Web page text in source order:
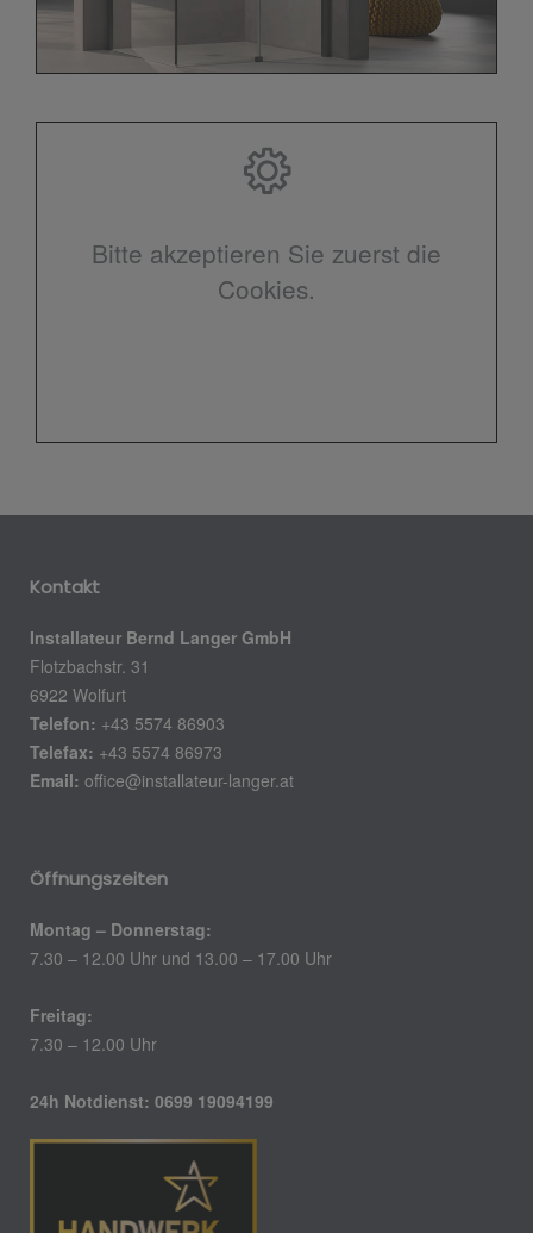
Bitte akzeptieren Sie zuerst die
Cookies.
Kontakt
Installateur Bernd Langer GmbH
Flotzbachstr. 31
6922 Wolfurt
Telefon: +43 5574 86903
Telefax: +43 5574 86973
Email: office@installateur-langer.at
Öffnungszeiten
Montag – Donnerstag:
7.30 – 12.00 Uhr und 13.00 – 17.00 Uhr
Freitag:
7.30 – 12.00 Uhr
24h Notdienst: 0699 19094199